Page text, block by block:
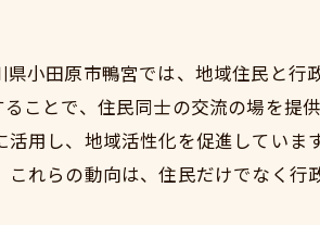
ための具体的な手法
めの事前準備
解決の方法
形成のテクニック
小田原市鴨宮では、地域住民と行
ことで、住民同士の交流の場を提
用し、地域活性化を促進していま
れらの動向は、住民だけでなく